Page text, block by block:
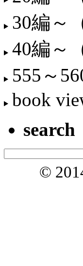
30編～
40編～
555～
book
search
©